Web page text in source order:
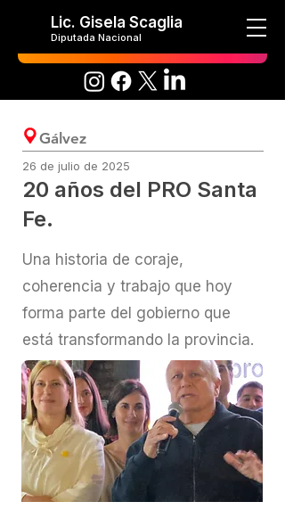
Lic. Gisela Scaglia
Diputada Nacional
Gálvez
26 de julio de 2025
20 años del PRO Santa
Fe.
Una historia de coraje,
coherencia y trabajo que hoy
forma parte del gobierno que
está transformando la provincia.